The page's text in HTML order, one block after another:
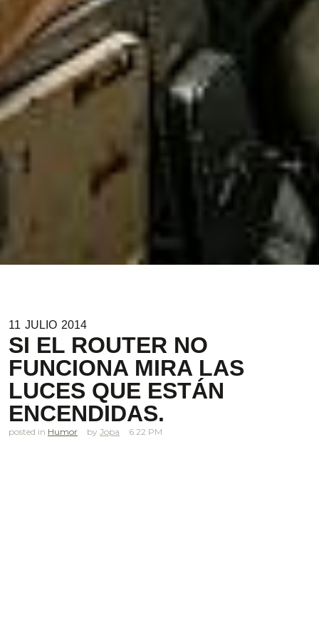
11 JULIO 2014
SI EL ROUTER NO
FUNCIONA MIRA LAS
LUCES QUE ESTÁN
ENCENDIDAS.
posted in Humor Jopa 6.22 PM